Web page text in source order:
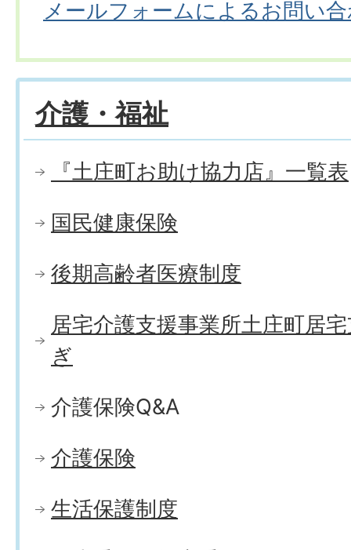
メールフォームによるお問い
介護・福祉
『土庄町お助け協力店』一覧表
国民健康保険
後期高齢者医療制度
居宅介護支援事業所土庄町居
ぎ
介護保険Q&A
介護保険
生活保護制度